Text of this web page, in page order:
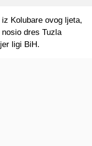
Kolubare ovog ljeta,
dres Tuzla
ligi BiH.